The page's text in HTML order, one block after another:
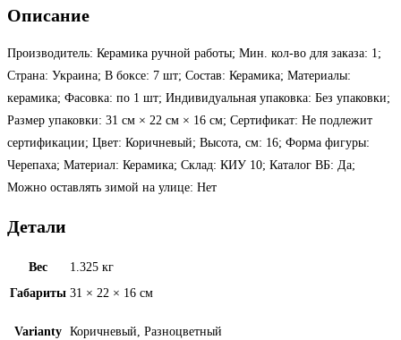
Описание
Производитель: Керамика ручной работы; Мин. кол-во для заказа: 1;
Страна: Украина; В боксе: 7 шт; Состав: Керамика; Материалы:
керамика; Фасовка: по 1 шт; Индивидуальная упаковка: Без упаковки;
Размер упаковки: 31 см × 22 см × 16 см; Сертификат: Не подлежит
сертификации; Цвет: Коричневый; Высота, см: 16; Форма фигуры:
Черепаха; Материал: Керамика; Склад: КИУ 10; Каталог ВБ: Да;
Можно оставлять зимой на улице: Нет
Детали
Вес
1.325 кг
Габариты 31 × 22 × 16 см
Varianty Коричневый, Разноцветный